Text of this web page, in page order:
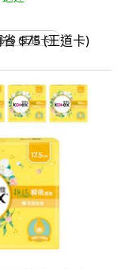
(王道卡)